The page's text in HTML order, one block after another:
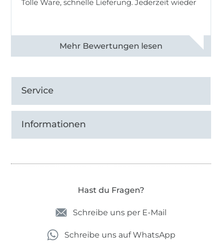
Tolle Ware, schnelle Lieferung. Jederzeit wieder
Alle 83013 Bewertungen ansehen
Service
Informationen
Hast du Fragen?
Schreibe uns per E-Mail
Schreibe uns auf WhatsApp